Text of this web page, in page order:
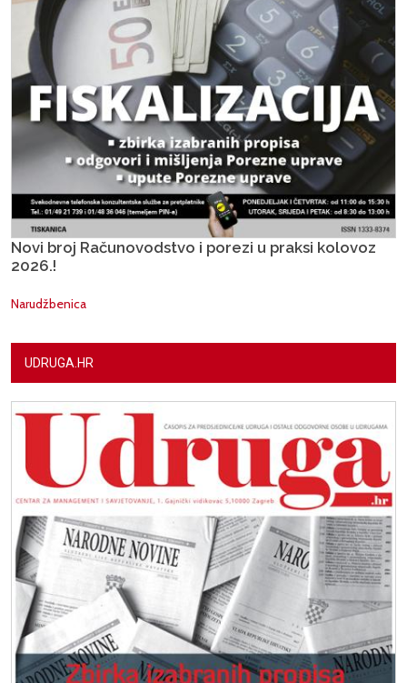
Novi broj Računovodstvo i porezi u praksi kolovoz
2026.!
Narudžbenica
UDRUGA.HR